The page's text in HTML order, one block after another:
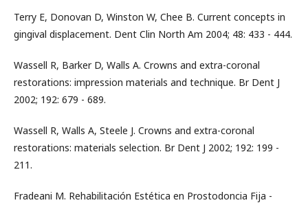
Terry E, Donovan D, Winston W, Chee B. Current concepts in
gingival displacement. Dent Clin North Am 2004; 48: 433 - 444.
Wassell R, Barker D, Walls A. Crowns and extra-coronal
restorations: impression materials and technique. Br Dent J
2002; 192: 679 - 689.
Wassell R, Walls A, Steele J. Crowns and extra-coronal
restorations: materials selection. Br Dent J 2002; 192: 199 -
211.
Fradeani M. Rehabilitación Estética en Prostodoncia Fija -